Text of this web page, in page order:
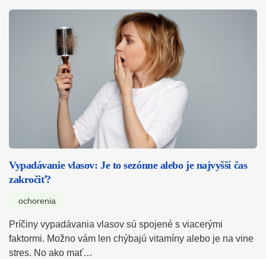
Vypadávanie vlasov: Je to sezónne alebo je najvyšší čas
zakročiť?
ochorenia
Príčiny vypadávania vlasov sú spojené s viacerými
faktormi. Možno vám len chýbajú vitamíny alebo je na vine
stres. No ako mať…